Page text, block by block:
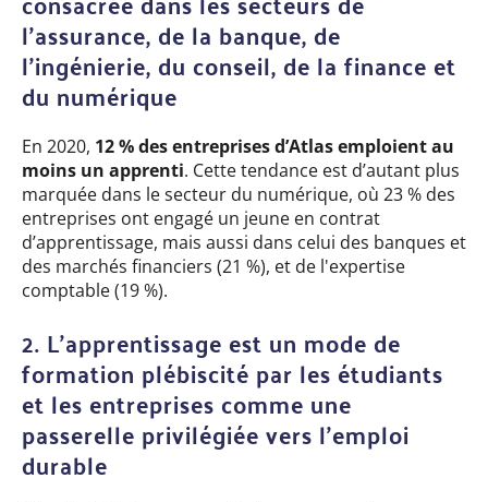
l’assurance, de la banque, de
l'ingénierie, du conseil, de la finance et
du numérique
En 2020, 12 % des entreprises d’Atlas emploient au
moins un apprenti. Cette tendance est d’autant plus
marquée dans le secteur du numérique, où 23 % des
entreprises ont engagé un jeune en contrat
d’apprentissage, mais aussi dans celui des banques et
des marchés financiers (21 %), et de l'expertise
comptable (19 %).
2. L’apprentissage est un mode de
formation plébiscité par les étudiants
et les entreprises comme une
passerelle privilégiée vers l’emploi
durable